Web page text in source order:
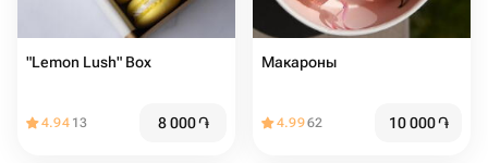
"Lemon Lush" Box
4.94 13 8 000֏
Макароны
4.9962 10 000֏